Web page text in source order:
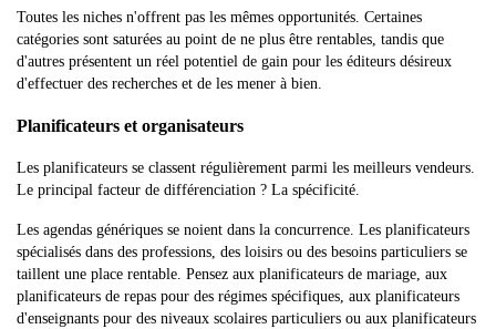
Toutes les niches n'offrent pas les mêmes opportunités. Certaines
catégories sont saturées au point de ne plus être rentables, tandis que
d'autres présentent un réel potentiel de gain pour les éditeurs désireux
d'effectuer des recherches et de les mener à bien.
Planificateurs et organisateurs
Les planificateurs se classent régulièrement parmi les meilleurs vendeurs.
Le principal facteur de différenciation ? La spécificité.
Les agendas génériques se noient dans la concurrence. Les planificateurs
spécialisés dans des professions, des loisirs ou des besoins particuliers se
taillent une place rentable. Pensez aux planificateurs de mariage, aux
planificateurs de repas pour des régimes spécifiques, aux planificateurs
d'enseignants pour des niveaux scolaires particuliers ou aux planificateurs